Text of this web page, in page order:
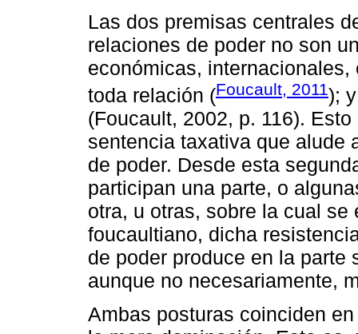
Las dos premisas centrales
relaciones de poder no son
económicas,
toda relación (Foucault, 2011);
(Foucault, 2002, p. 116).
sentencia taxativa que alude
de poder. Desde esta
participan una parte, o
otra, u otras, sobre la cual
foucaultiano, dicha
de poder produce en la parte
aunque no necesariamente,
Ambas posturas coinciden